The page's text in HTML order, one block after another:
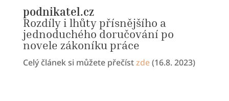
podnikatel.cz
Rozdíly i lhůty přísnějšího a
jednoduchého doručování po
novele zákoníku práce
Celý článek si můžete přečístzde(16.8. 2023)